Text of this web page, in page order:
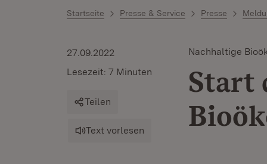
Startseite Presse & Service Presse
Nachhaltige
Start
27.09.2022
Lesezeit: 7 Minuten
Teilen
Text vorlesen